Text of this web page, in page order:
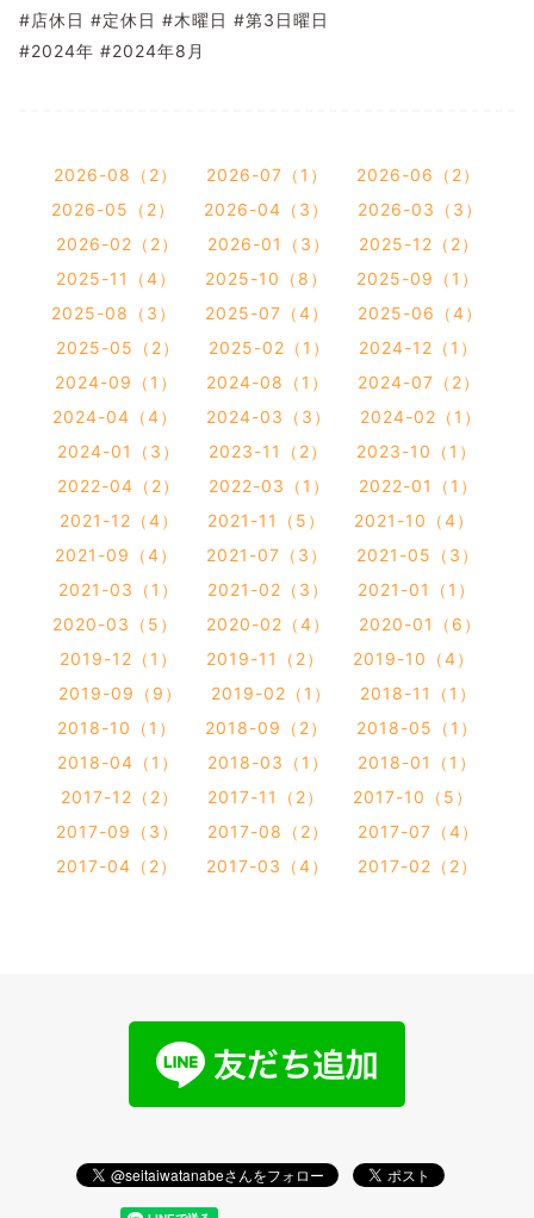
#店休日 #定休日 #木曜日 #第3日曜日
#2024年 #2024年8月
2026-08（2） 2026-07（1）
2026-06（2）
2026-05（2）
2026-04（3）
2026-03（3）
2026-02（2）
2026-01（3）
2025-12（2）
2025-11（4）
2025-10（8）
2025-09（1）
2025-08（3）
2025-07（4）
2025-06（4）
2025-05（2）
2025-02（1）
2024-12（1）
2024-09（1）
2024-08（1）
2024-07（2）
2024-04（4）
2024-03（3）
2024-02（1）
2024-01（3）
2023-11（2）
2023-10（1）
2022-04（2）
2022-03（1）
2022-01（1）
2021-12（4）
2021-11（5）
2021-10（4）
2021-09（4）
2021-07（3）
2021-05（3）
2021-03（1）
2021-02（3）
2021-01（1）
2020-03（5）
2020-02（4）
2020-01（6）
2019-12（1）
2019-11（2）
2019-10（4）
2019-09（9）
2019-02（1）
2018-11（1）
2018-10（1）
2018-09（2）
2018-05（1）
2018-04（1）
2018-03（1）
2018-01（1）
2017-12（2）
2017-11（2）
2017-10（5）
2017-09（3）
2017-08（2）
2017-07（4）
2017-04（2）
2017-03（4） 2017-02（2）